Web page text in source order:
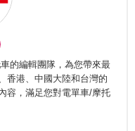
的編輯團隊，為您帶來最
香港、中國大陸和台灣的
容，滿足您對電單車/摩托